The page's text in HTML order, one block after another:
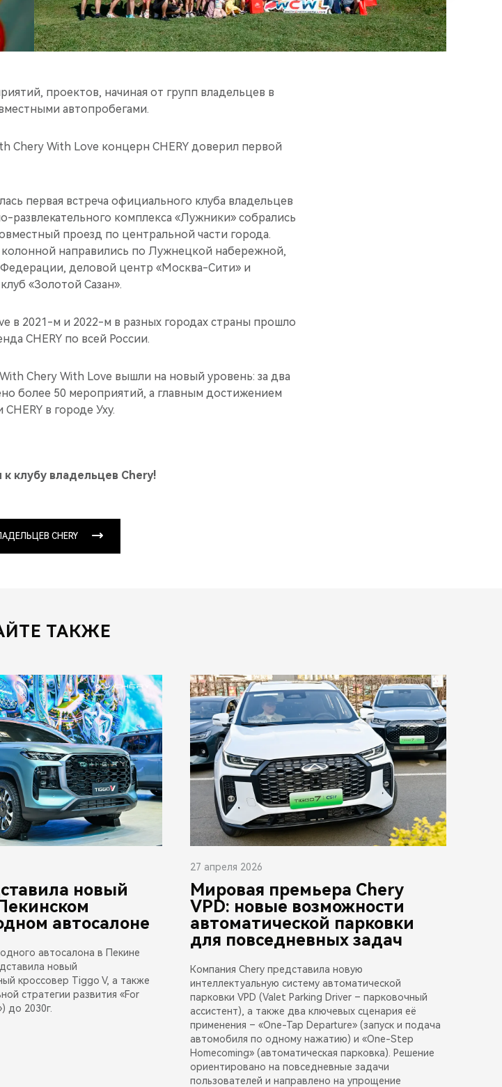
проектов, начиная от групп владельцев в
автопробегами.
Chery With Love концерн CHERY доверил первой
первая встреча официального клуба владельцев
развлекательного комплекса «Лужники» собрались
проезд по центральной части города.
колонной направились по Лужнецкой набережной,
деловой центр «Москва-Сити» и
«Золотой Сазан».
в 2021-м и 2022-м в разных городах страны прошло
CHERY по всей России.
Chery With Love вышли на новый уровень: за два
более 50 мероприятий, а главным достижением
в городе Уху.
клубу владельцев Chery!
CHERY
ТАКЖЕ
новый
автосалоне
автосалона в Пекине
новый
кроссовер Tiggo V, а также
стратегии развития «For
до 2030г.
27 апреля 2026
Мировая премьера Chery
VPD: новые возможности
автоматической парковки
для повседневных задач
Компания Chery представила новую
интеллектуальную систему автоматической
парковки VPD (Valet Parking Driver – парковочный
ассистент), а также два ключевых сценария её
применения – «One-Tap Departure» (запуск и подача
автомобиля по одному нажатию) и «One-Step
Homecoming» (автоматическая парковка). Решение
ориентировано на повседневные задачи
пользователей и направлено на упрощение